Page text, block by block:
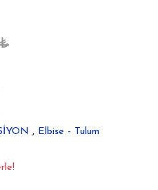
, Elbise - Tulum